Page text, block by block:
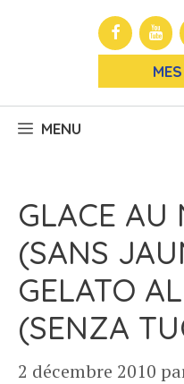
MENU
GLACE AU
(SANS
GELATO
(SENZA
2 décembre 2010